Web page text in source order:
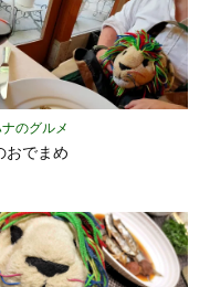
のグルメ
おでまめ